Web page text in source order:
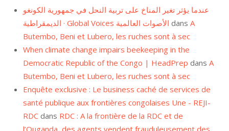
عندما يؤثر تغير المناخ على تربية النحل في جمهورية الكونغو
الديمقراطية · Global Voices الأصوات العالمية dans A
Butembo, Beni et Lubero, les ruches sont à sec
When climate change impairs beekeeping in the
Democratic Republic of the Congo | HeadPrep dans A
Butembo, Beni et Lubero, les ruches sont à sec
Enquête exclusive : Le business caché de services de
santé publique aux frontières congolaises Une - REJI-
RDC dans RDC : A la frontière de la RDC et de
l’Ouganda, des agents vendent frauduleusement des